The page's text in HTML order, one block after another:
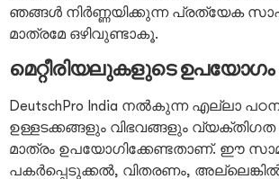
ഞങ്ങൾ നിർണ്ണയിക്കുന്ന പ്രത്യേക
മാത്രമേ ഒഴിവുണ്ടാകൂ.
മെറ്റീരിയലുകളുടെ ഉപയോഗം
DeutschPro India നൽകുന്ന എല്ലാ
ഉള്ളടക്കങ്ങളും വിഭവങ്ങളും വ്യക്തിഗത
മാത്രം ഉപയോഗിക്കേണ്ടതാണ്. ഈ
പകർപ്പെടുക്കൽ, വിതരണം,